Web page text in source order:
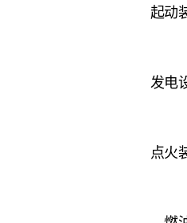
起动
发电
点火